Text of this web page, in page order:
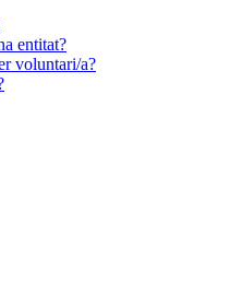
entitat?
voluntari/a?